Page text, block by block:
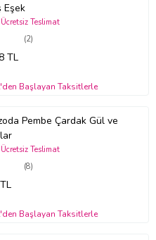
değişiklikler olabilir.
Eşek
(2)
Teslimat
TL
Başlayan Taksitlerle
Pembe Çardak Gül ve
(8)
Teslimat
Başlayan Taksitlerle